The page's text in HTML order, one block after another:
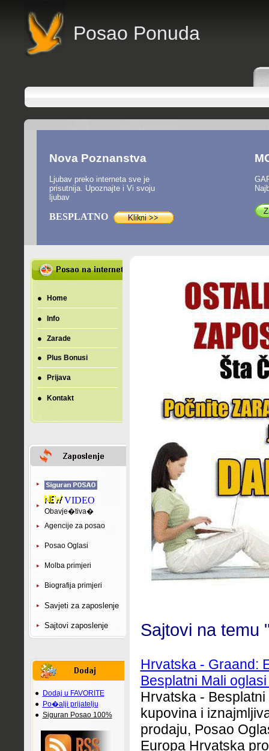
Posao Ponuda
Nova Poznanstva
Ljubav preko interneta sve je
prisutnija. Upoznajte i Vi svoju
ljubav
BESPLATNO
● Home
● Info
● Zarade
● Plus Bonusi
● Prijava
● Kontakt
VIDEO
Obavje�tiva�
Agencije za posao
Posao Oglasi
Molba primjeri
Biografija primjeri
Savjeti za zaposlenje
Sajtovi zaposlenje
● Dodaj u FAVORITE
● Po�alji prijatelju
● Siguran Posao 100%
Sajtovi na temu
Hrvatska - Graand:
Besplatni Mali oglasi
Hrvatska -
kupovina i
prodaju, Posao
Europa Hrvatska